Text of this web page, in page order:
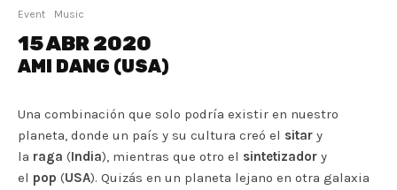
Event Music
15 ABR 2020
AMI DANG (USA)
Una combinación que solo podría existir en nuestro
planeta, donde un país y su cultura creó el sitar y
la raga (India), mientras que otro el sintetizador y
el pop (USA). Quizás en un planeta lejano en otra galaxia